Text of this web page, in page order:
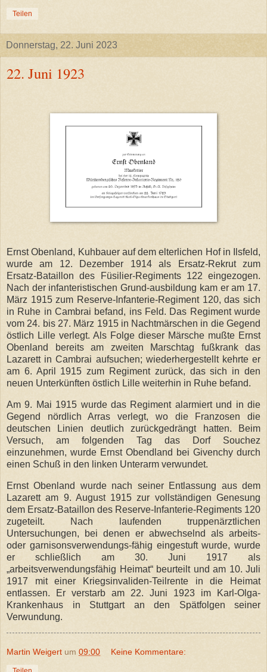
Teilen
Donnerstag, 22. Juni 2023
22. Juni 1923
Ernst Obenland, Kuhbauer auf dem elterlichen Hof in Ilsfeld,
wurde am 12. Dezember 1914 als Ersatz-Rekrut zum
Ersatz-Bataillon des Füsilier-Regiments 122 eingezogen.
Nach der infanteristischen Grund-ausbildung kam er am 17.
März 1915 zum Reserve-Infanterie-Regiment 120, das sich
in Ruhe in Cambrai befand, ins Feld. Das Regiment wurde
vom 24. bis 27. März 1915 in Nachtmärschen in die Gegend
östlich Lille verlegt. Als Folge dieser Märsche mußte Ernst
Obenland bereits am zweiten Marschtag fußkrank das
Lazarett in Cambrai aufsuchen; wiederhergestellt kehrte er
am 6. April 1915 zum Regiment zurück, das sich in den
neuen Unterkünften östlich Lille weiterhin in Ruhe befand.
Am 9. Mai 1915 wurde das Regiment alarmiert und in die
Gegend nördlich Arras verlegt, wo die Franzosen die
deutschen Linien deutlich zurückgedrängt hatten. Beim
Versuch, am folgenden Tag das Dorf Souchez
einzunehmen, wurde Ernst Obendland bei Givenchy durch
einen Schuß in den linken Unterarm verwundet.
Ernst Obenland wurde nach seiner Entlassung aus dem
Lazarett am 9. August 1915 zur vollständigen Genesung
dem Ersatz-Bataillon des Reserve-Infanterie-Regiments 120
zugeteilt. Nach laufenden truppenärztlichen
Untersuchungen, bei denen er abwechselnd als arbeits-
oder garnisonsverwendungs-fähig eingestuft wurde, wurde
er schließlich am 30. Juni 1917 als
„arbeitsverwendungsfähig Heimat“ beurteilt und am 10. Juli
1917 mit einer Kriegsinvaliden-Teilrente in die Heimat
entlassen. Er verstarb am 22. Juni 1923 im Karl-Olga-
Krankenhaus in Stuttgart an den Spätfolgen seiner
Verwundung.
Martin Weigert um 09:00 Keine Kommentare: